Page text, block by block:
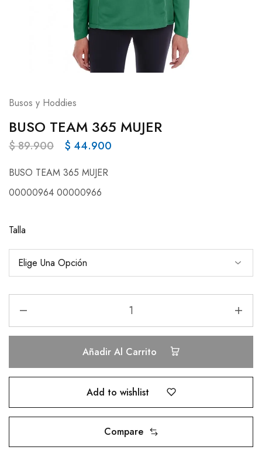
Busos y Hoddies
BUSO TEAM 365 MUJER
$89.900 $ 44.900
BUSO TEAM 365 MUJER
00000964 00000966
Talla
Añadir Al Carrito
Add to wishlist
Compare